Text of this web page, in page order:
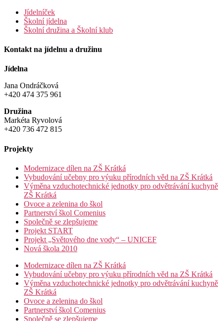
Jídelníček
Školní jídelna
Školní družina a Školní klub
Kontakt na jídelnu a družinu
Jídelna
Jana Ondráčková
+420 474 375 961
Družina
Markéta Ryvolová
+420 736 472 815
Projekty
Modernizace dílen na ZŠ Krátká
Vybudování učebny pro výuku přírodních věd na ZŠ Krátká
Výměna vzduchotechnické jednotky pro odvětrávání kuchyně
ZŠ Krátká
Ovoce a zelenina do škol
Partnerství škol Comenius
Společně se zlepšujeme
Projekt START
Projekt „Světového dne vody“ – UNICEF
Nová škola 2010
Modernizace dílen na ZŠ Krátká
Vybudování učebny pro výuku přírodních věd na ZŠ Krátká
Výměna vzduchotechnické jednotky pro odvětrávání kuchyně
ZŠ Krátká
Ovoce a zelenina do škol
Partnerství škol Comenius
Společně se zlepšujeme